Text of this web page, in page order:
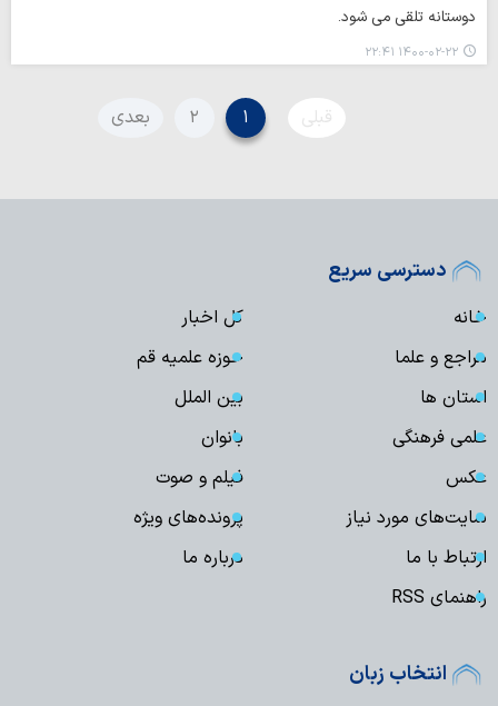
دوستانه تلقی می شود.
۱۴۰۰-۰۲-۲۲ ۲۲:۴۱
قبلی ۱ ۲ بعدی
دسترسی سریع
خانه
کل اخبار
مراجع و علما
حوزه علمیه قم
استان ها
بین الملل
علمی فرهنگی
بانوان
عکس
فیلم و صوت
سایت‌های مورد نیاز
پرونده‌های ویژه
ارتباط با ما
درباره ما
راهنمای RSS
انتخاب زبان